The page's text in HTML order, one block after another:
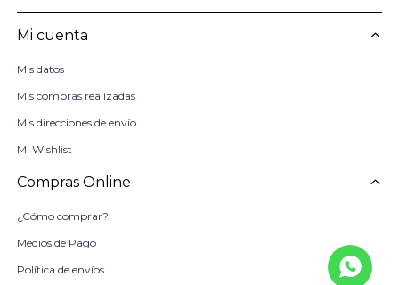
Mi cuenta
Mis datos
Mis compras realizadas
Mis direcciones de envío
Mi Wishlist
Compras Online
¿Cómo comprar?
Medios de Pago
Política de envíos